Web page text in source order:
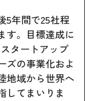
5年間で25社程
す。目標達成に
タートアップ
ズの事業化およ
地域から世界へ
してまいりま